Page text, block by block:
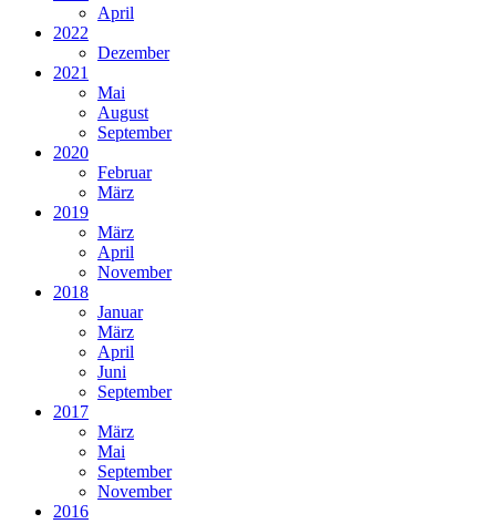
April
2022
Dezember
2021
Mai
August
September
2020
Februar
März
2019
März
April
November
2018
Januar
März
April
Juni
September
2017
März
Mai
September
November
2016